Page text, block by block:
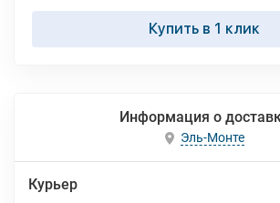
Купить в 1 клик
Информация о
Эль-Монте
Курьер